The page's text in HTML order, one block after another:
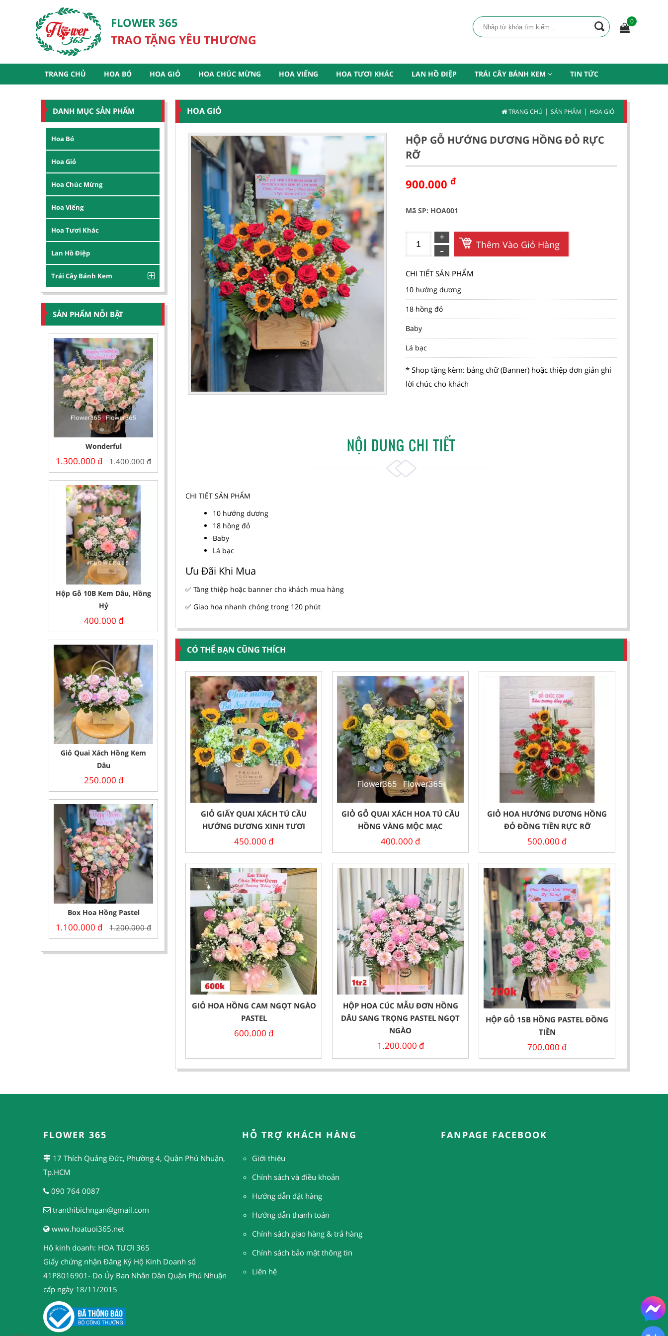
FLOWER 365
TRAO TẶNG YÊU THƯƠNG
0
TRANG CHỦ HOA BÓ HOA GIỎ HOA CHÚC MỪNG HOA VIẾNG HOA TƯƠI KHÁC LAN HỒ ĐIỆP TRÁI CÂY BÁNH KEM TIN TỨC
DANH MỤC SẢN PHẨM
Hoa Bó
Hoa Giỏ
Hoa Chúc Mừng
Hoa Viếng
Hoa Tươi Khác
Lan Hồ Điệp
Trái Cây Bánh Kem
SẢN PHẨM NỖI BẬT
Wonderful
1.300.000 đ 1.400.000đ
Hộp Gỗ 10B Kem Dâu, Hồng
Hỷ
400.000 đ
Giỏ Quai Xách Hồng Kem
Dâu
250.000 đ
Box Hoa Hồng Pastel
1.100.000 đ 1.200.000đ
HOA GIỎ TRANG CHỦ | SẢN PHẨM | HOA GIỎ
HỘP GỖ HƯỚNG DƯƠNG HỒNG ĐỎ RỰC
RỠ
900.000 đ
Mã SP: HOA001
Thêm Vào Giỏ Hàng
CHI TIẾT SẢN PHẨM
10 hướng dương
18 hồng đỏ
Baby
Lá bạc
* Shop tặng kèm: bảng chữ (Banner) hoặc thiệp đơn giản ghi
lời chúc cho khách
NỘI DUNG CHI TIẾT
CHI TIẾT SẢN PHẨM
10 hướng dương
18 hồng đỏ
Baby
Lá bạc
Ưu Đãi Khi Mua
✅ Tăng thiệp hoặc banner cho khách mua hàng
✅ Giao hoa nhanh chóng trong 120 phút
CÓ THỂ BẠN CŨNG THÍCH
GIỎ GIẤY QUAI XÁCH TÚ CẦU
HƯỚNG DƯƠNG XINH TƯƠI
450.000 đ
GIỎ GỖ QUAI XÁCH HOA TÚ CẦU
HỒNG VÀNG MỘC MẠC
400.000 đ
GIỎ HOA HƯỚNG DƯƠNG HỒNG
ĐỎ ĐỒNG TIỀN RỰC RỠ
500.000 đ
GIỎ HOA HỒNG CAM NGỌT NGÀO
PASTEL
600.000 đ
HỘP HOA CÚC MẪU ĐƠN HỒNG
DÂU SANG TRỌNG PASTEL NGỌT
NGÀO
1.200.000 đ
HỘP GỖ 15B HỒNG PASTEL ĐỒNG
TIỀN
700.000 đ
FLOWER 365
17 Thích Quảng Đức, Phường 4, Quận Phú Nhuận,
Tp.HCM
090 764 0087
tranthibichngan@gmail.com
www.hoatuoi365.net
Hộ kinh doanh: HOA TƯƠI 365
Giấy chứng nhận Đăng Ký Hộ Kinh Doanh số
41P8016901- Do Ủy Ban Nhân Dân Quận Phú Nhuận
cấp ngày 18/11/2015
HỖ TRỢ KHÁCH HÀNG
Giới thiệu
Chính sách và điều khoản
Hướng dẫn đặt hàng
Hướng dẫn thanh toán
Chính sách giao hàng & trả hàng
Chính sách bảo mật thông tin
Liên hệ
FANPAGE FACEBOOK